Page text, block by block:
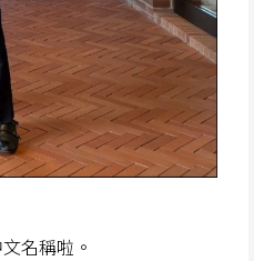
名稱啦。